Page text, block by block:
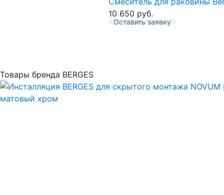
10 650 руб.
Оставить заявку
Товары бренда BERGES